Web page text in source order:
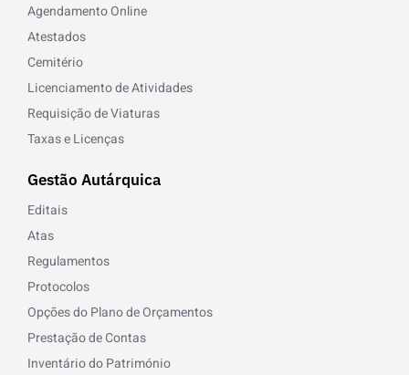
Agendamento Online
Atestados
Cemitério
Licenciamento de Atividades
Requisição de Viaturas
Taxas e Licenças
Gestão Autárquica
Editais
Atas
Regulamentos
Protocolos
Opções do Plano de Orçamentos
Prestação de Contas
Inventário do Património